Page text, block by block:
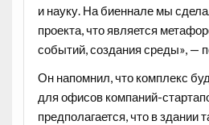
и науку. На биеннале мы
проекта, что является
событий, создания среды», —
Он напомнил, что комплекс
для офисов компаний-
предполагается, что в здании